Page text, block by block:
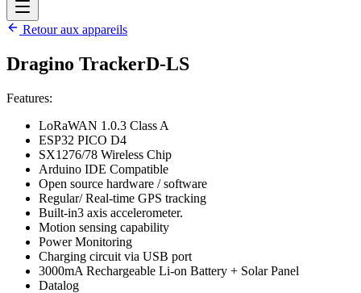
Retour aux appareils
Dragino TrackerD-LS
Features:
LoRaWAN 1.0.3 Class A
ESP32 PICO D4
SX1276/78 Wireless Chip
Arduino IDE Compatible
Open source hardware / software
Regular/ Real-time GPS tracking
Built-in3 axis accelerometer.
Motion sensing capability
Power Monitoring
Charging circuit via USB port
3000mA Rechargeable Li-on Battery + Solar Panel
Datalog